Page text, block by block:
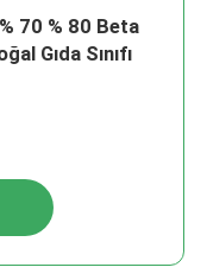
70 % 80 Beta
Gıda Sınıfı